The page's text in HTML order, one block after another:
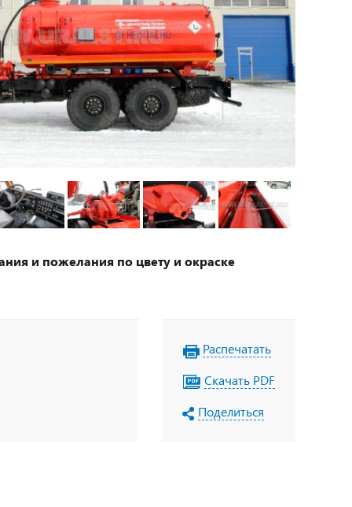
и пожелания по цвету и окраске
Распечатать
Скачать PDF
Поделиться